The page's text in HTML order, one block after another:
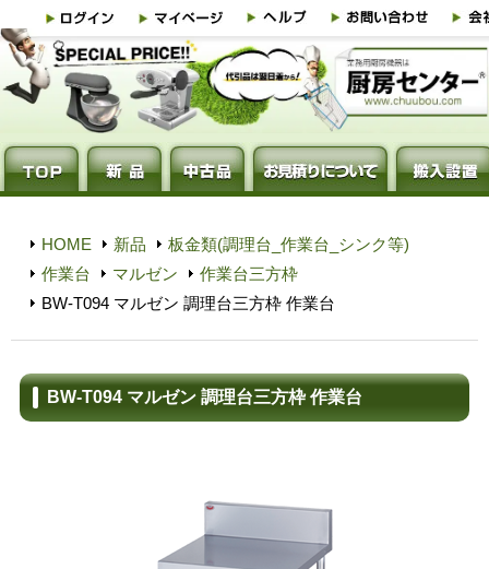
HOME 新品
板金類(調理台_作業台_シンク等)
作業台
マルゼン
作業台三方枠
BW-T094 マルゼン 調理台三方枠 作業台
BW-T094 マルゼン 調理台三方枠 作業台